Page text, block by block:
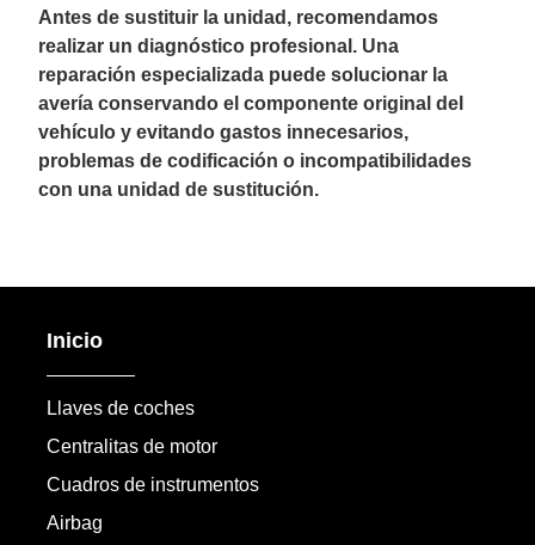
Antes de sustituir la unidad, recomendamos
realizar un diagnóstico profesional. Una
reparación especializada puede solucionar la
avería conservando el componente original del
vehículo y evitando gastos innecesarios,
problemas de codificación o incompatibilidades
con una unidad de sustitución.
Inicio
Llaves de coches
Centralitas de motor
Cuadros de instrumentos
Airbag